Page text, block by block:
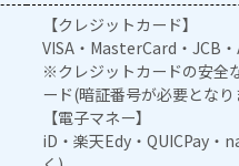
【クレジットカード】
VISA・MasterCard・JCB
※クレジットカードの安全
ード(暗証番号が必要となり
【電子マネー】
iD・楽天Edy・QUICPay・